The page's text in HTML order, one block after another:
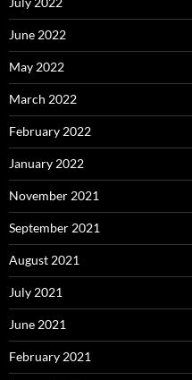
June 2022
May 2022
March 2022
February 2022
January 2022
November 2021
September 2021
August 2021
July 2021
June 2021
February 2021